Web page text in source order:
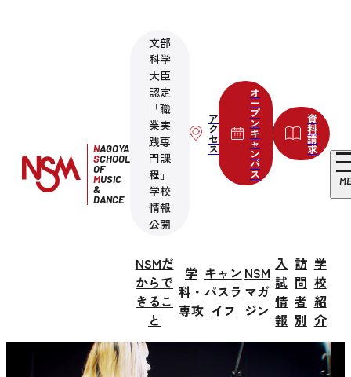
NAGOYA
SCHOOL
OF
MUSIC
&
DANCE
文部
科学
大臣
認定
「職
業実
践専
門課
程」
学校
情報
公開
ア
ク
セ
ス
オ
ー
プ
ン
キ
ャ
ン
パ
ス
資
料
請
求
NSMだ
からで
きるこ
と
学
科・
専攻
キャン
パスラ
イフ
NSM
マガ
ジン
入
試
情
報
訪
問
者
別
学
校
紹
介